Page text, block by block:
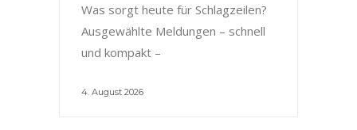
Was sorgt heute für Schlagzeilen?
Ausgewählte Meldungen – schnell
und kompakt –
4. August 2026